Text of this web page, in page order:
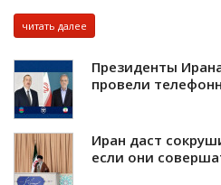
читать далее
Президенты
провели
Иран даст
если они